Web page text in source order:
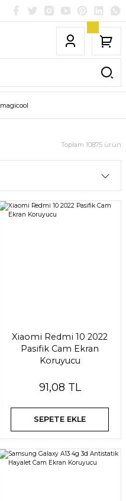
magicool
Toplam 10875 ürün
Xiaomi Redmi 10 2022
Pasifik Cam Ekran
Koruyucu
91,08 TL
SEPETE EKLE